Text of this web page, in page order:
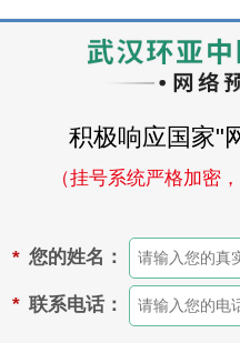
积极响应国家"
（挂号系统严格加密
* 您的姓名：
* 联系电话：